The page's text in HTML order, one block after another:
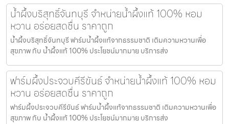
น้ำผึ้งบริสุทธิ์จันทบุรี จำหน่ายน้ำผึ้งแท้ 100% หอม
หวาน อร่อยสดชื่น ราคาถูก
น้ำผึ้งบริสุทธิ์จันทบุรี ฟาร์มน้ำผึ้งแท้จากธรรมชาติ เติมความหวานเพื่อ
สุขภาพ กับ น้ำผึ้งแท้ 100% ประโยชน์มากมาย บริการส่ง
ฟาร์มผึ้งประจวบคีรีขันธ์ จำหน่ายน้ำผึ้งแท้ 100% หอม
หวาน อร่อยสดชื่น ราคาถูก
ฟาร์มผึ้งประจวบคีรีขันธ์ ฟาร์มน้ำผึ้งแท้จากธรรมชาติ เติมความหวานเพื่อ
สุขภาพ กับ น้ำผึ้งแท้ 100% ประโยชน์มากมาย บริการส่ง